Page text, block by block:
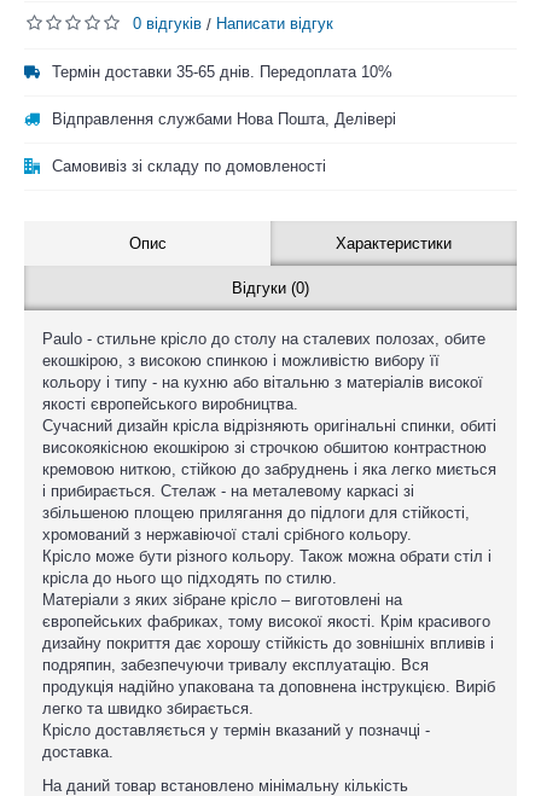
0 відгуків / Написати відгук
Термін доставки 35-65 днів. Передоплата 10%
Відправлення службами Нова Пошта, Делівері
Самовивіз зі складу по домовленості
Опис Характеристики
Відгуки (0)
Paulo - стильне крісло до столу на сталевих полозах, обите
екошкірою, з високою спинкою і можливістю вибору її
кольору і типу - на кухню або вітальню з матеріалів високої
якості європейського виробництва.
Сучасний дизайн крісла відрізняють оригінальні спинки, обиті
високоякісною екошкірою зі строчкою обшитою контрастною
кремовою ниткою, стійкою до забруднень і яка легко миється
і прибирається. Стелаж - на металевому каркасі зі
збільшеною площею прилягання до підлоги для стійкості,
хромований з нержавіючої сталі срібного кольору.
Крісло може бути різного кольору. Також можна обрати стіл і
крісла до нього що підходять по стилю.
Матеріали з яких зібране крісло – виготовлені на
європейських фабриках, тому високої якості. Крім красивого
дизайну покриття дає хорошу стійкість до зовнішніх впливів і
подряпин, забезпечуючи тривалу експлуатацію. Вся
продукція надійно упакована та доповнена інструкцією. Виріб
легко та швидко збирається.
Крісло доставляється у термін вказаний у позначці -
доставка.
На даний товар встановлено мінімальну кількість